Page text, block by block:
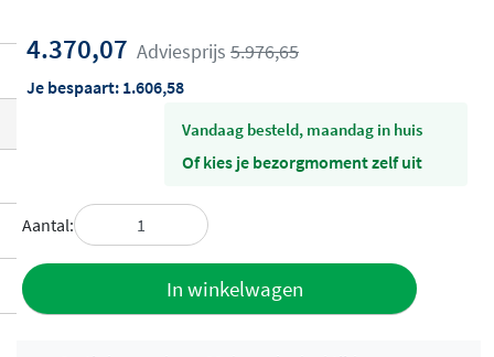
4.370,07 Adviesprijs 5.976,65
Je bespaart: 1.606,58
vandaag besteld, maandag in huis
Of kies je bezorgmoment zelf uit
Aantal:
In winkelwagen